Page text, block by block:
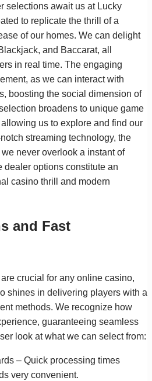
selections await us at Lucky
to replicate the thrill of a
of our homes. We can delight
and Baccarat, all
in real time. The engaging
as we can interact with
boosting the social dimension of
broadens to unique game
us to explore and find our
streaming technology, the
never overlook a instant of
dealer options constitute an
casino thrill and modern
and Fast
crucial for any online casino,
shines in delivering players with a
methods. We recognize how
guaranteeing seamless
look at what we can select from:
– Quick processing times
very convenient.